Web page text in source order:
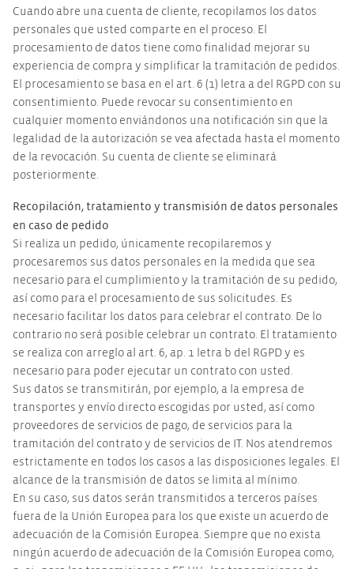
Cuando abre una cuenta de cliente, recopilamos los datos
personales que usted comparte en el proceso. El
procesamiento de datos tiene como finalidad mejorar su
experiencia de compra y simplificar la tramitación de pedidos.
El procesamiento se basa en el art. 6 (1) letra a del RGPD con su
consentimiento. Puede revocar su consentimiento en
cualquier momento enviándonos una notificación sin que la
legalidad de la autorización se vea afectada hasta el momento
de la revocación. Su cuenta de cliente se eliminará
posteriormente.
Recopilación, tratamiento y transmisión de datos personales
en caso de pedido
Si realiza un pedido, únicamente recopilaremos y
procesaremos sus datos personales en la medida que sea
necesario para el cumplimiento y la tramitación de su pedido,
así como para el procesamiento de sus solicitudes. Es
necesario facilitar los datos para celebrar el contrato. De lo
contrario no será posible celebrar un contrato. El tratamiento
se realiza con arreglo al art. 6, ap. 1 letra b del RGPD y es
necesario para poder ejecutar un contrato con usted.
Sus datos se transmitirán, por ejemplo, a la empresa de
transportes y envío directo escogidas por usted, así como
proveedores de servicios de pago, de servicios para la
tramitación del contrato y de servicios de IT. Nos atendremos
estrictamente en todos los casos a las disposiciones legales. El
alcance de la transmisión de datos se limita al mínimo.
En su caso, sus datos serán transmitidos a terceros países
fuera de la Unión Europea para los que existe un acuerdo de
adecuación de la Comisión Europea. Siempre que no exista
ningún acuerdo de adecuación de la Comisión Europea como,